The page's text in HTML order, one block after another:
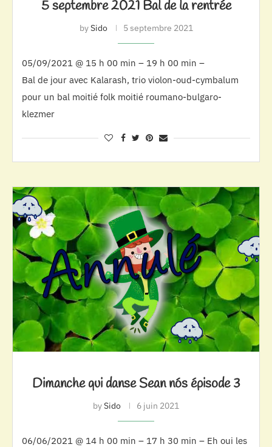
5 septembre 2021 Bal de la rentrée
bySido 5 septembre 2021
05/09/2021 @ 15 h 00 min – 19 h 00 min –
Bal de jour avec Kalarash, trio violon-oud-cymbalum
pour un bal moitié folk moitié roumano-bulgaro-
klezmer
Dimanche qui danse Sean nós épisode 3
bySido 6 juin 2021
06/06/2021 @ 14 h 00 min – 17 h 30 min – Eh oui les